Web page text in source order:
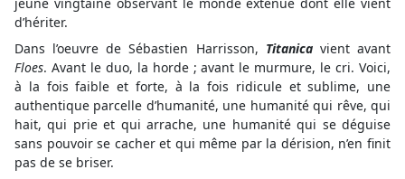
d’hériter.
Dans l’oeuvre de Sébastien Harrisson, Titanica vient avant
Floes. Avant le duo, la horde ; avant le murmure, le cri. Voici,
à la fois faible et forte, à la fois ridicule et sublime, une
authentique parcelle d’humanité, une humanité qui rêve, qui
hait, qui prie et qui arrache, une humanité qui se déguise
sans pouvoir se cacher et qui même par la dérision, n’en finit
pas de se briser.